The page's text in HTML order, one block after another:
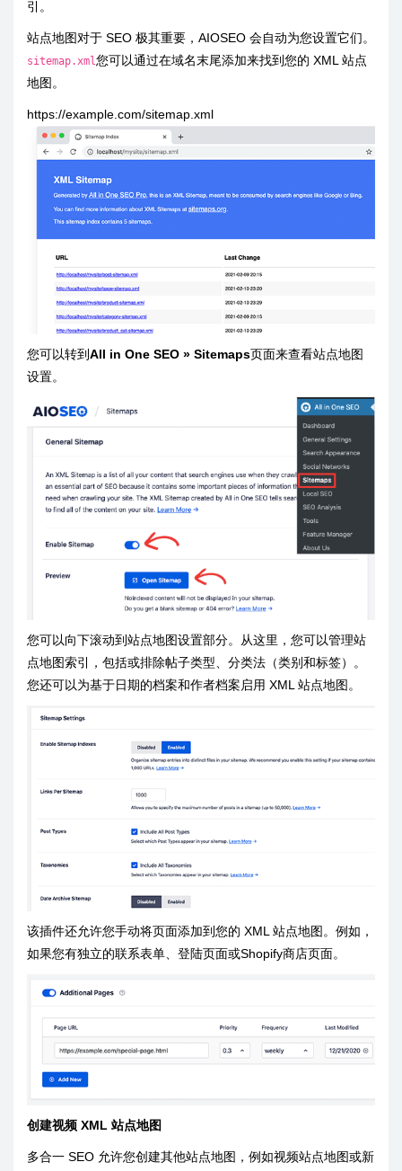
引。
站点地图对于 SEO 极其重要，AIOSEO 会自动为您设置它们。
sitemap.xml您可以通过在域名末尾添加来找到您的 XML 站点
地图。
https://example.com/sitemap.xml
您可以转到All in One SEO » Sitemaps页面来查看站点地图
设置。
您可以向下滚动到站点地图设置部分。从这里，您可以管理站
点地图索引，包括或排除帖子类型、分类法（类别和标签）。
您还可以为基于日期的档案和作者档案启用 XML 站点地图。
该插件还允许您手动将页面添加到您的 XML 站点地图。例如，
如果您有独立的联系表单、登陆页面或Shopify商店页面。
创建视频 XML 站点地图
多合一 SEO 允许您创建其他站点地图，例如视频站点地图或新